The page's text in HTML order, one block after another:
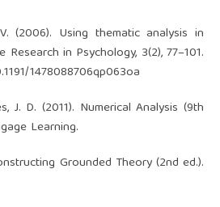
(2006). Using thematic analysis in
Research in Psychology, 3(2), 77–101.
1478088706qp063oa
J. D. (2011). Numerical Analysis (9th
Learning.
Grounded Theory (2nd ed.).